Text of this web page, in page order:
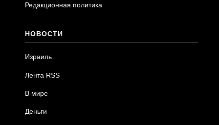
Редакционная политика
НОВОСТИ
Израиль
Лента RSS
В мире
Деньги